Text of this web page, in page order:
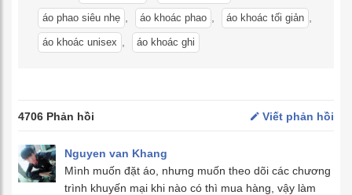
áo phao siêu nhẹ áo khoác phao áo khoác tối giản
áo khoác unisex áo khoác ghi
4706 Phản hồi Viết phản hồi
Nguyen van Khang
Mình muốn đặt áo, nhưng muốn theo dõi các chương
trình khuyến mại khi nào có thì mua hàng, vậy làm